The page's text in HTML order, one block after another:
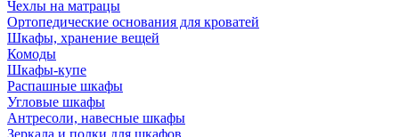
Чехлы на матрацы
Ортопедические основания для кроватей
Шкафы, хранение вещей
Комоды
Шкафы-купе
Распашные шкафы
Угловые шкафы
Антресоли, навесные шкафы
Зеркала и полки для шкафов